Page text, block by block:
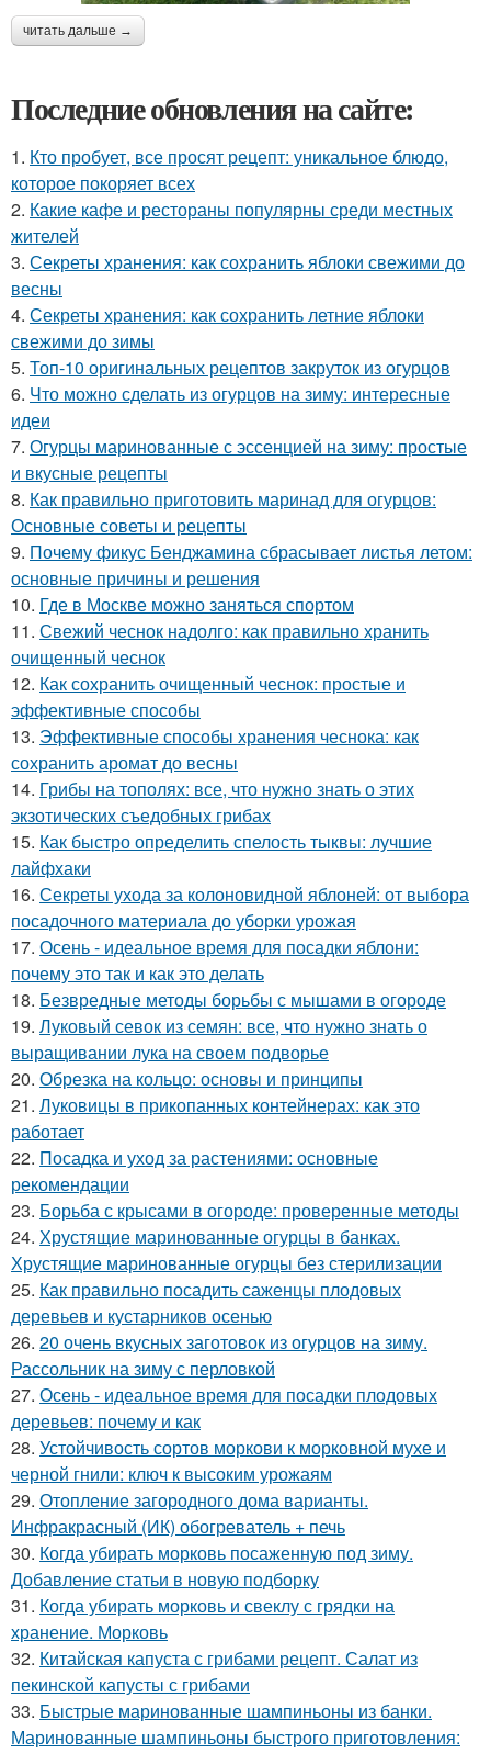
читать дальше →
Последние обновления на сайте:
1. Кто пробует, все просят рецепт: уникальное блюдо,
которое покоряет всех
2. Какие кафе и рестораны популярны среди местных
жителей
3. Секреты хранения: как сохранить яблоки свежими до
весны
4. Секреты хранения: как сохранить летние яблоки
свежими до зимы
5. Топ-10 оригинальных рецептов закруток из огурцов
6. Что можно сделать из огурцов на зиму: интересные
идеи
7. Огурцы маринованные с эссенцией на зиму: простые
и вкусные рецепты
8. Как правильно приготовить маринад для огурцов:
Основные советы и рецепты
9. Почему фикус Бенджамина сбрасывает листья летом:
основные причины и решения
10. Где в Москве можно заняться спортом
11. Свежий чеснок надолго: как правильно хранить
очищенный чеснок
12. Как сохранить очищенный чеснок: простые и
эффективные способы
13. Эффективные способы хранения чеснока: как
сохранить аромат до весны
14. Грибы на тополях: все, что нужно знать о этих
экзотических съедобных грибах
15. Как быстро определить спелость тыквы: лучшие
лайфхаки
16. Секреты ухода за колоновидной яблоней: от выбора
посадочного материала до уборки урожая
17. Осень - идеальное время для посадки яблони:
почему это так и как это делать
18. Безвредные методы борьбы с мышами в огороде
19. Луковый севок из семян: все, что нужно знать о
выращивании лука на своем подворье
20. Обрезка на кольцо: основы и принципы
21. Луковицы в прикопанных контейнерах: как это
работает
22. Посадка и уход за растениями: основные
рекомендации
23. Борьба с крысами в огороде: проверенные методы
24. Хрустящие маринованные огурцы в банках.
Хрустящие маринованные огурцы без стерилизации
25. Как правильно посадить саженцы плодовых
деревьев и кустарников осенью
26. 20 очень вкусных заготовок из огурцов на зиму.
Рассольник на зиму с перловкой
27. Осень - идеальное время для посадки плодовых
деревьев: почему и как
28. Устойчивость сортов моркови к морковной мухе и
черной гнили: ключ к высоким урожаям
29. Отопление загородного дома варианты.
Инфракрасный (ИК) обогреватель + печь
30. Когда убирать морковь посаженную под зиму.
Добавление статьи в новую подборку
31. Когда убирать морковь и свеклу с грядки на
хранение. Морковь
32. Китайская капуста с грибами рецепт. Салат из
пекинской капусты с грибами
33. Быстрые маринованные шампиньоны из банки.
Маринованные шампиньоны быстрого приготовления: